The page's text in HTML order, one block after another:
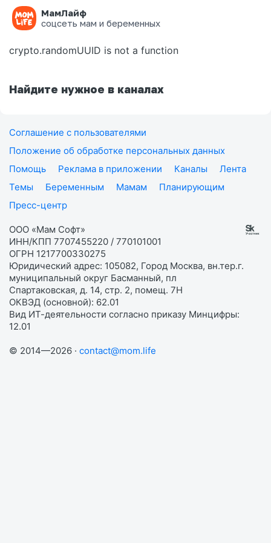
МамЛайф
соцсеть мам и беременных
Ошибка на странице
crypto.randomUUID is not a function
Найдите нужное в каналах
Соглашение с пользователями
Положение об обработке персональных данных
Помощь
Реклама в приложении Каналы
Лента
Темы
Беременным Мамам
Планирующим
Пресс-центр
ООО «Мам Софт»
ИНН/КПП 7707455220 / 770101001
ОГРН 1217700330275
Юридический адрес: 105082, Город Москва, вн.тер.г.
муниципальный округ Басманный, пл
Спартаковская, д. 14, стр. 2, помещ. 7Н
ОКВЭД (основной): 62.01
Вид ИТ-деятельности согласно приказу Минцифры:
12.01
© 2014—2026 · contact@mom.life